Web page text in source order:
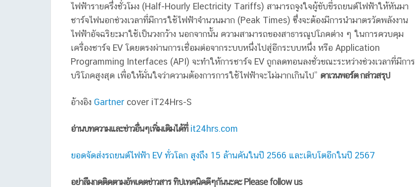
ไฟฟ้ารายครึ่งชั่วโมง (Half-Hourly Electricity Tariffs) สามารถจูงใจผู้ขับขี่รถยนต์ไฟฟ้าให้หันมา
ชาร์จไฟนอกช่วงเวลาที่มีการใช้ไฟฟ้าจำนวนมาก (Peak Times) ซึ่งจะต้องมีการนำมาตรวัดพลังงาน
ไฟฟ้าอัจฉริยะมาใช้เป็นวงกว้าง นอกจากนั้น ความสามารถของสาธารณูปโภคต่าง ๆ ในการควบคุม
เครื่องชาร์จ EV โดยตรงผ่านการเชื่อมต่อจากระบบหนึ่งไปสู่อีกระบบหนึ่ง หรือ Application
Programming Interfaces (API) จะทำให้การชาร์จ EV ถูกลดทอนลงชั่วขณะระหว่างช่วงเวลาที่มีการ
บริโภคสูงสุด เพื่อให้มั่นใจว่าความต้องการการใช้ไฟฟ้าจะไม่มากเกินไป” ดาเวนพอร์ต กล่าวสรุป
อ้างอิง Gartner cover iT24Hrs-S
อ่านบทความและข่าวอื่นๆเพิ่มเติมได้ที่ it24hrs.com
ยอดจัดส่งรถยนต์ไฟฟ้า EV ทั่วโลก สูงถึง 15 ล้านคันในปี 2566 และเติบโตอีกในปี 2567
อย่าลืมกดติดตามอัพเดตข่าวสาร ทิปเทคนิคดีๆกันนะคะ Please follow us